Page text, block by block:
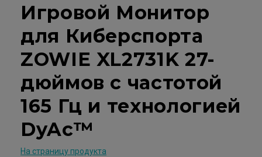
Игровой Монитор
для Киберспорта
ZOWIE XL2731K 27-
дюймов с частотой
165 Гц и технологией
DyAc™
На страницу продукта